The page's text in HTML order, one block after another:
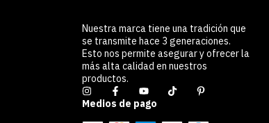
Nuestra marca tiene una tradición que
se transmite hace 3 generaciones.
Esto nos permite asegurar y ofrecer la
más alta calidad en nuestros
productos.
Medios de pago